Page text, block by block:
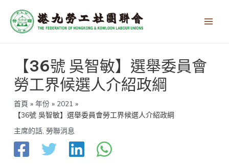
【36號 吳智敏】選舉委員會
勞工界候選人介紹政綱
首頁 年份
2021
【36號 吳智敏】選舉委員會勞工界候選人介紹政綱
主席的話, 勞聯消息
章
導